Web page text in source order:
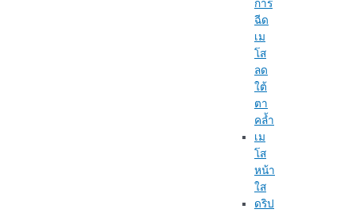
การ
ฉีด
เม
โส
ลด
ใต้
ตา
คล้ำ
เม
โส
หน้า
ใส
ดริป